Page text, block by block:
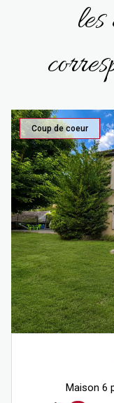
Coup de coeur